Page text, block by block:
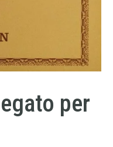
per